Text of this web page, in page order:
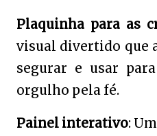
Plaquinha para as
visual divertido que
segurar e usar
orgulho pela fé.
Painel interativo: